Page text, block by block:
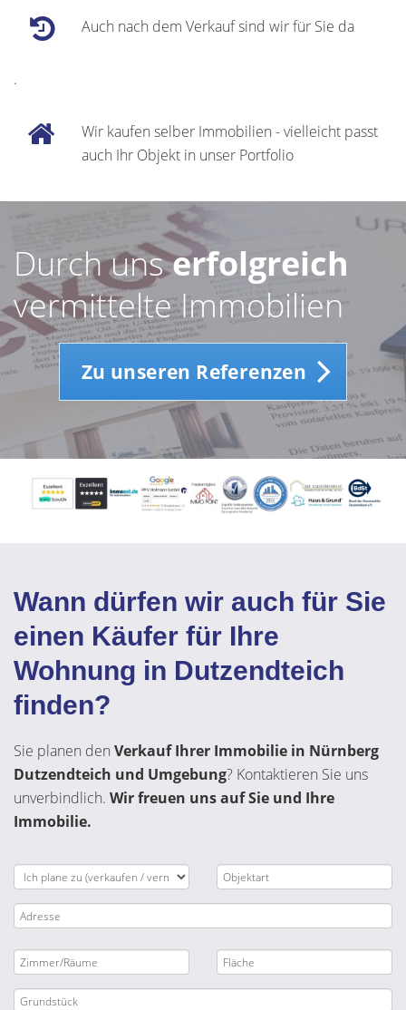
Auch nach dem Verkauf sind wir für Sie da
.
Wir kaufen selber Immobilien - vielleicht passt
auch Ihr Objekt in unser Portfolio
Durch unserfolgreich
vermittelte Immobilien
Zu unseren Referenzen
Wann dürfen wir auch für Sie
einen Käufer für Ihre
Wohnung in Dutzendteich
finden?
Sie planen den Verkauf Ihrer Immobilie in Nürnberg
Dutzendteich und Umgebung? Kontaktieren Sie uns
unverbindlich. Wir freuen uns auf Sie und Ihre
Immobilie.